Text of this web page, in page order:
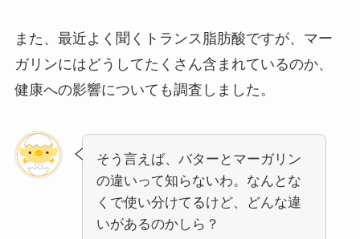
また、最近よく聞くトランス脂肪酸ですが、マー
ガリンにはどうしてたくさん含まれているのか、
健康への影響についても調査しました。
そう言えば、バターとマーガリン
の違いって知らないわ。なんとな
くで使い分けてるけど、どんな違
いがあるのかしら？